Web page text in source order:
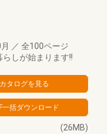
／ 全100ページ
しが始まります!!
(26MB)